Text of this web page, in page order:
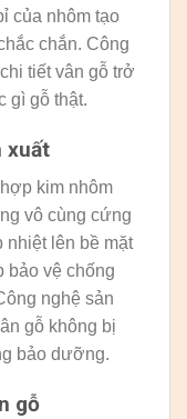
của nhôm tạo
chắn. Công
tiết vân gỗ trở
gì gỗ thật.
xuất
kim nhôm
vô cùng cứng
lên bề mặt
bảo vệ chống
nghệ sản
gỗ không bị
bảo dưỡng.
gỗ